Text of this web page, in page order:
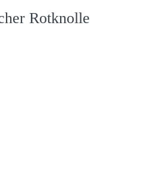
Rotknolle